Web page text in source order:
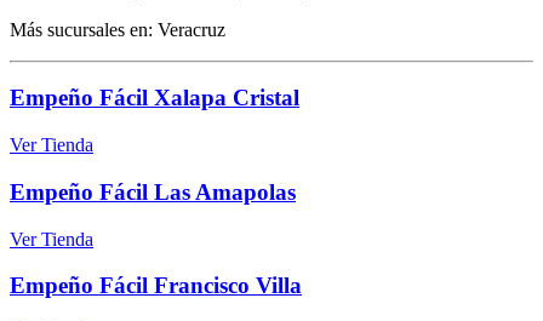
Más sucursales en: Veracruz
Empeño Fácil Xalapa Cristal
Ver Tienda
Empeño Fácil Las Amapolas
Ver Tienda
Empeño Fácil Francisco Villa